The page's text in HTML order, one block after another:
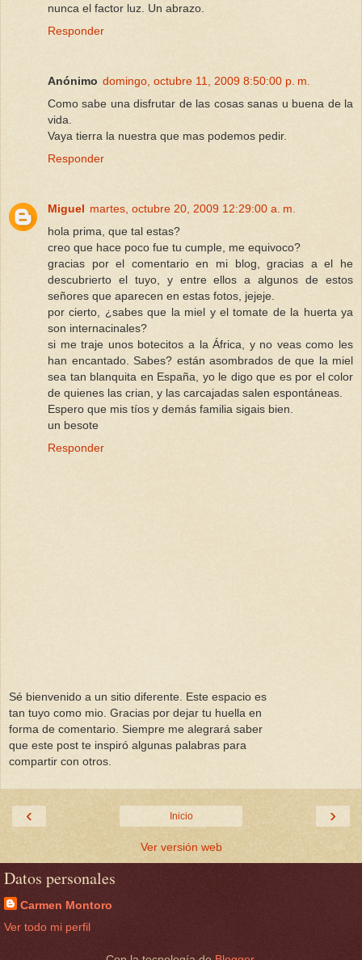
nunca el factor luz. Un abrazo.
Responder
Anónimo domingo, octubre 11, 2009 8:50:00 p. m.
Como sabe una disfrutar de las cosas sanas u buena de la
vida.
Vaya tierra la nuestra que mas podemos pedir.
Responder
Miguel martes, octubre 20, 2009 12:29:00 a. m.
hola prima, que tal estas?
creo que hace poco fue tu cumple, me equivoco?
gracias por el comentario en mi blog, gracias a el he
descubrierto el tuyo, y entre ellos a algunos de estos
señores que aparecen en estas fotos, jejeje.
por cierto, ¿sabes que la miel y el tomate de la huerta ya
son internacinales?
si me traje unos botecitos a la África, y no veas como les
han encantado. Sabes? están asombrados de que la miel
sea tan blanquita en España, yo le digo que es por el color
de quienes las crian, y las carcajadas salen espontáneas.
Espero que mis tíos y demás familia sigais bien.
un besote
Responder
Sé bienvenido a un sitio diferente. Este espacio es
tan tuyo como mio. Gracias por dejar tu huella en
forma de comentario. Siempre me alegrará saber
que este post te inspiró algunas palabras para
compartir con otros.
‹ ›
Inicio
Ver versión web
Datos personales
Carmen Montoro
Ver todo mi perfil